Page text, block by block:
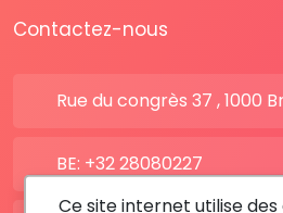
Contactez-nous
Rue du congrès 37 , 1000
BE: +32 28080227
Ce site internet utilise des